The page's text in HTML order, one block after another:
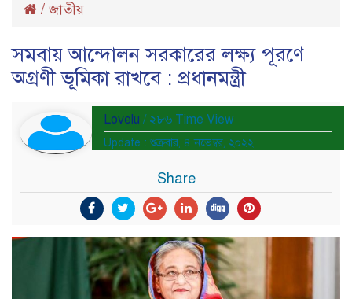
/জাতীয়
সমবায় আন্দোলন সরকারের লক্ষ্য পূরণে
অগ্রণী ভূমিকা রাখবে : প্রধানমন্ত্রী
Lovelu / ২৮৬ Time View
Update : শুক্রবার, ৪ নভেম্বর, ২০২২
Share